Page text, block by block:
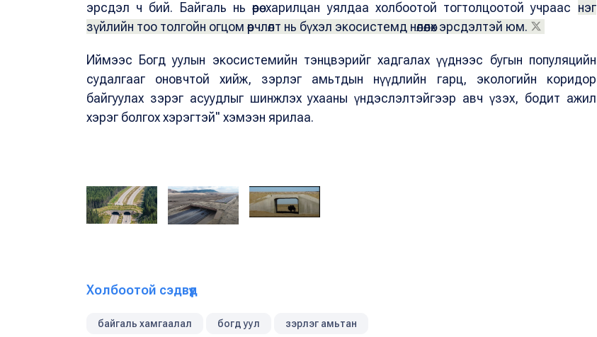
эрсдэл ч бий. Байгаль нь өөрөө харилцан уялдаа холбоотой тогтолцоотой учраас нэг
зүйлийн тоо толгойн огцом өөрчлөлт нь бүхэл экосистемд нөлөөлөх эрсдэлтэй юм.
Иймээс Богд уулын экосистемийн тэнцвэрийг хадгалах үүднээс бугын популяцийн
судалгааг оновчтой хийж, зэрлэг амьтдын нүүдлийн гарц, экологийн коридор
байгуулах зэрэг асуудлыг шинжлэх ухааны үндэслэлтэйгээр авч үзэх, бодит ажил
хэрэг болгох хэрэгтэй" хэмээн ярилаа.
Холбоотой сэдвүүд
байгаль хамгаалал богд уул зэрлэг амьтан